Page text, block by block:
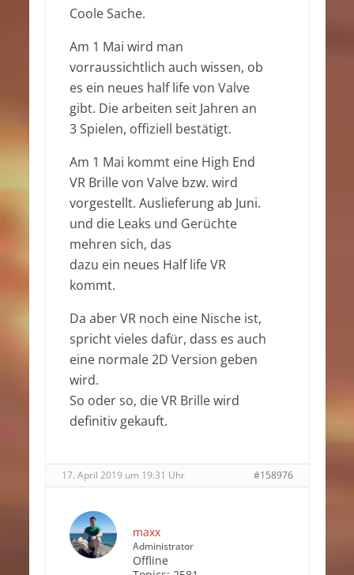
Coole Sache.
Am 1 Mai wird man
vorraussichtlich auch wissen, ob
es ein neues half life von Valve
gibt. Die arbeiten seit Jahren an
3 Spielen, offiziell bestätigt.
Am 1 Mai kommt eine High End
VR Brille von Valve bzw. wird
vorgestellt. Auslieferung ab Juni.
und die Leaks und Gerüchte
mehren sich, das
dazu ein neues Half life VR
kommt.
Da aber VR noch eine Nische ist,
spricht vieles dafür, dass es auch
eine normale 2D Version geben
wird.
So oder so, die VR Brille wird
definitiv gekauft.
17. April 2019 um 19:31 Uhr #158976
maxx
Administrator
Offline